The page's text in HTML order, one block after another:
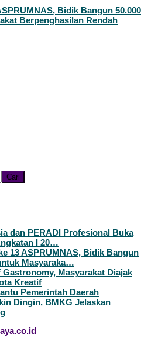
Bidik Bangun 50.000
Berpenghasilan Rendah
Cari
dan PERADI Profesional Buka
I 20…
13 ASPRUMNAS, Bidik Bangun
Masyaraka…
Masyarakat Diajak
Kreatif
Pemerintah Daerah
Dingin, BMKG Jelaskan